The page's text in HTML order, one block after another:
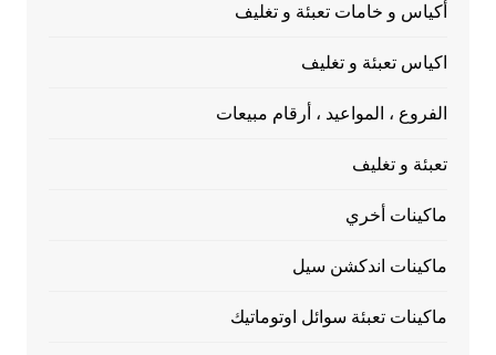
أكياس و خامات تعبئة و تغليف
اكياس تعبئة و تغليف
الفروع ، المواعيد ، أرقام مبيعات
تعبئة و تغليف
ماكينات أخري
ماكينات اندكشن سيل
ماكينات تعبئة سوائل اوتوماتيك